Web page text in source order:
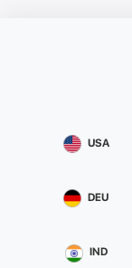
USA
DEU
IND